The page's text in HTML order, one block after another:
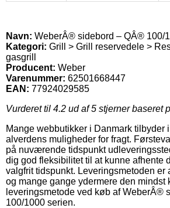
Navn: WeberÂ® sidebord – QÂ® 100/
Kategori: Grill > Grill reservedele >
gasgrill
Producent: Weber
Varenummer: 62501668447
EAN: 77924029585
Vurderet til 4.2 ud af 5 stjerner baseret
Mange webbutikker i Danmark tilbyder
alverdens muligheder for fragt.
på nuværende tidspunkt
dig god fleksibilitet til at kunne afhente
valgfrit tidspunkt. Leveringsmetoden er
og mange gange ydermere den mindst
leveringsmetode ved køb af WeberÂ®
100/1000 serien.